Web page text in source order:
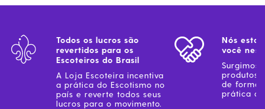
Todos os lucros são
revertidos para os
Escoteiros do Brasil
A Loja Escoteira incentiva
a prática do Escotismo no
país e reverte todos seus
lucros para o movimento.
Nós
você
Surgimos
produtos
de forma
prática